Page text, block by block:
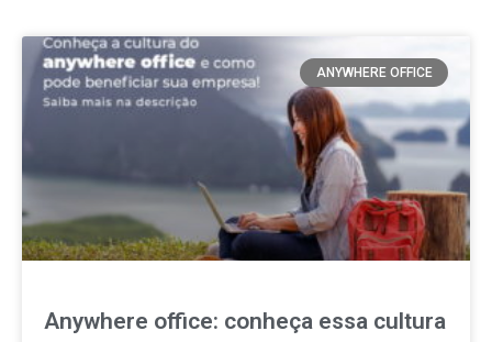
ANYWHERE OFFICE
Anywhere office: conheça essa cultura